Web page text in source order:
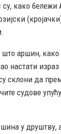
су, како
аршин, како
настати израз
склони да
судове
у